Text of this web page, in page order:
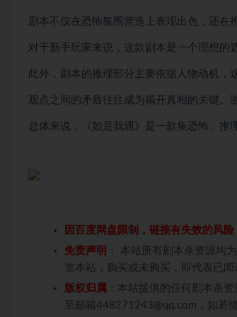
剧本不仅在恐怖氛围营造上表现出色，还在
对于新手玩家来说，这款剧本是一个理想的
此外，剧本的推理部分主要依据人物动机，
观点之间的矛盾往往成为揭开真相的关键。
总体来说，《如是我观》是一款集恐怖、推
因百度网盘限制，链接有失效的风
免责声明 ： 本站所有剧本杀资源均
览本站，购买或未购买，即代表已
版权归属 ：本站提供的任何剧本杀
至邮箱448271243@qq.com，如若